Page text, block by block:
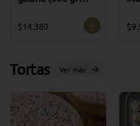
$14.380
Tortas Ver más